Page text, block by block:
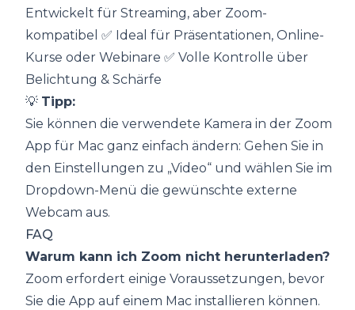
Entwickelt für Streaming, aber Zoom-
kompatibel ✅ Ideal für Präsentationen, Online-
Kurse oder Webinare ✅ Volle Kontrolle über
Belichtung & Schärfe
💡 Tipp:
Sie können die verwendete Kamera in der Zoom
App für Mac ganz einfach ändern: Gehen Sie in
den Einstellungen zu „Video“ und wählen Sie im
Dropdown-Menü die gewünschte externe
Webcam aus.
FAQ
Warum kann ich Zoom nicht herunterladen?
Zoom erfordert einige Voraussetzungen, bevor
Sie die App auf einem Mac installieren können.